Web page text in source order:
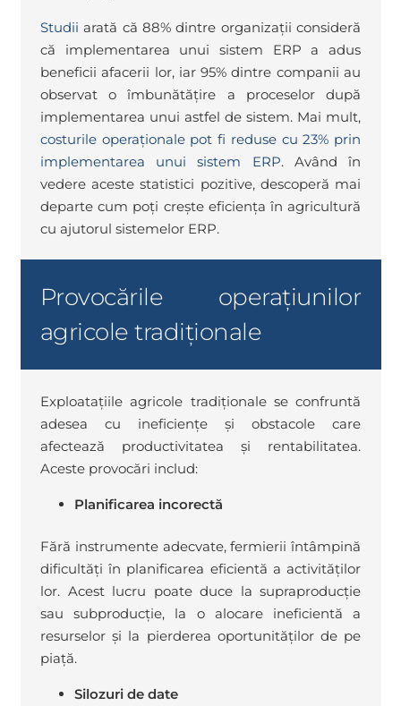
Studii arată că 88% dintre organizații consideră
că implementarea unui sistem ERP a adus
beneficii afacerii lor, iar 95% dintre companii au
observat o îmbunătățire a proceselor după
implementarea unui astfel de sistem. Mai mult,
costurile operaționale pot fi reduse cu 23% prin
implementarea unui sistem ERP. Având în
vedere aceste statistici pozitive, descoperă mai
departe cum poți crește eficiența în agricultură
cu ajutorul sistemelor ERP.
Provocările operațiunilor
agricole tradiționale
Exploatațiile agricole tradiționale se confruntă
adesea cu ineficiențe și obstacole care
afectează productivitatea și rentabilitatea.
Aceste provocări includ:
Planificarea incorectă
Fără instrumente adecvate, fermierii întâmpină
dificultăți în planificarea eficientă a activităților
lor. Acest lucru poate duce la supraproducție
sau subproducție, la o alocare ineficientă a
resurselor și la pierderea oportunităților de pe
piață.
Silozuri de date